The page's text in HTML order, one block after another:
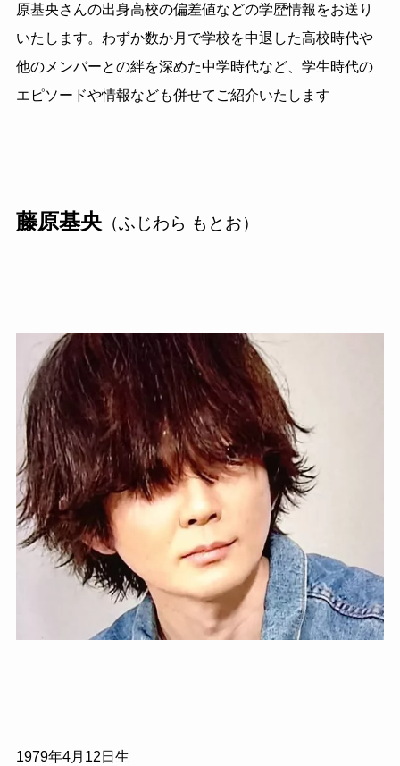
原基央さんの出身高校の偏差値などの学歴情報をお送り
いたします。わずか数か月で学校を中退した高校時代や
他のメンバーとの絆を深めた中学時代など、学生時代の
エピソードや情報なども併せてご紹介いたします
藤原基央（ふじわら もとお）
1979年4月 12日生